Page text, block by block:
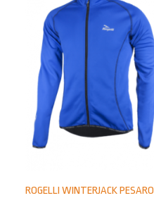
ROGELLI WINTERJACK PESARO